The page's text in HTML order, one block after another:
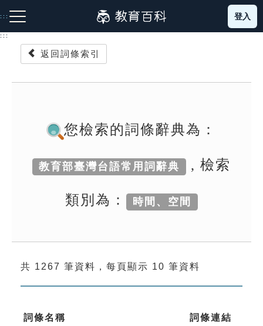
到
主
:::
生字詞彙表
成語故事
索引選單
單字索引
登入
:::
返回詞條索引
您檢索的詞條辭典為：
教育部臺灣台語常用詞辭典 , 檢索
類別為： 時間、空間
共 1267 筆資料，每頁顯示 10 筆資料
詞條名稱 詞條連結